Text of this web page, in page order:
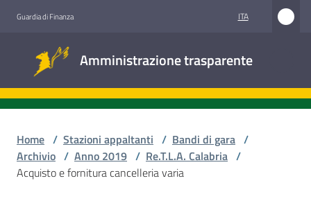
Guardia di Finanza ITA
Amministrazione trasparente
trasparente
Accesso
Home / Stazioni appaltanti / Bandi di gara /
Archivio / Anno 2019 / Re.T.L.A. Calabria /
Acquisto e fornitura cancelleria varia